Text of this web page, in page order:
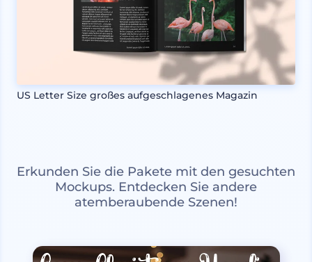
US Letter Size großes aufgeschlagenes Magazin
Erkunden Sie die Pakete mit den gesuchten
Mockups. Entdecken Sie andere
atemberaubende Szenen!